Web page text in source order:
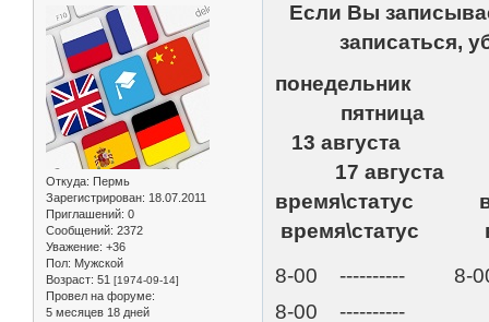
Откуда: Пермь
Зарегистрирован: 18.07.2011
Приглашений: 0
Сообщений: 2372
Уважение: +36
Пол: Мужской
Возраст: 51 [1974-09-14]
Провел на форуме:
5 месяцев 18 дней
Если Вы
записаться,
пятница
13 августа
17 августа
время\статус
время\статус
8-00 ----------
8-00 ----------